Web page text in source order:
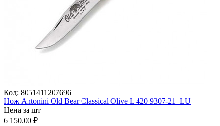
Код: 8051411207696
Нож Antonini Old Bear Classical Olive L 420 9307-21_LU
Цена за шт
6 150.00 ₽